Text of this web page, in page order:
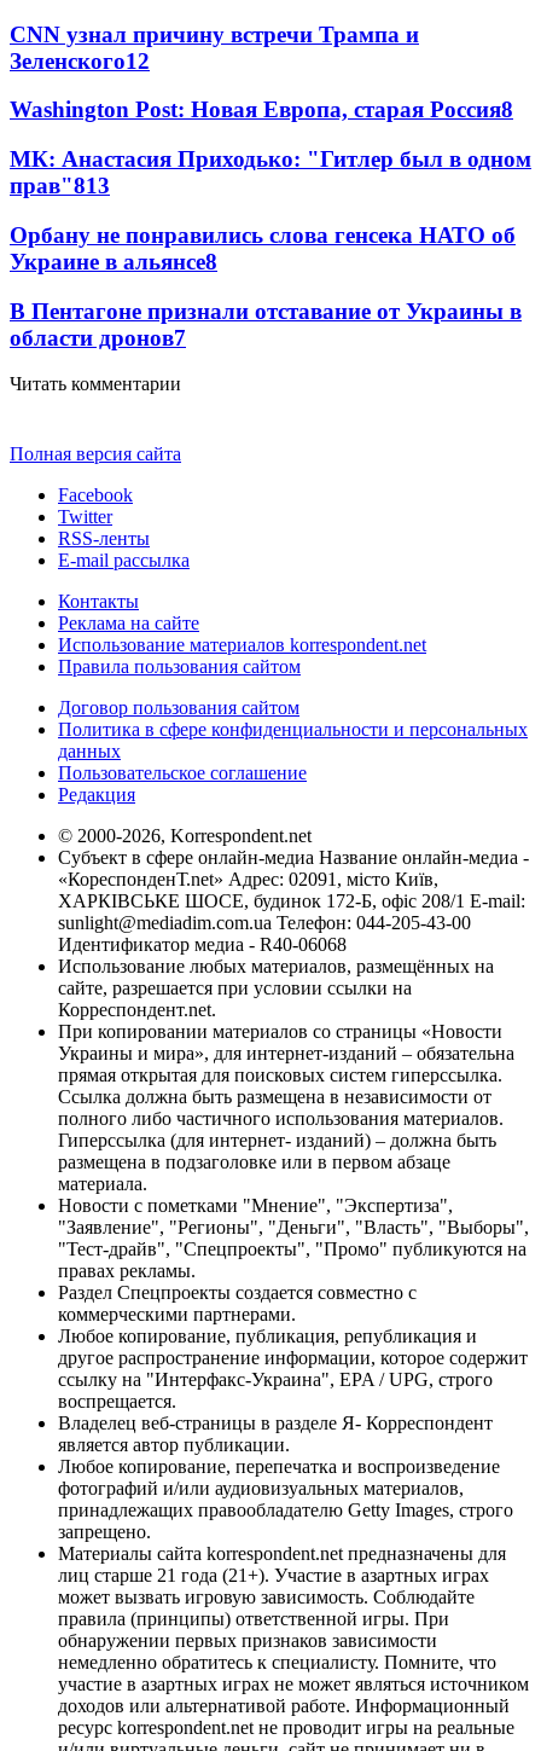
CNN узнал причину встречи Трампа и
Зеленского12
Washington Post: Новая Европа, старая Россия8
МК: Анастасия Приходько: "Гитлер был в одном
прав"813
Орбану не понравились слова генсека НАТО об
Украине в альянсе8
В Пентагоне признали отставание от Украины в
области дронов7
Читать комментарии
Полная версия сайта
Facebook
Twitter
RSS-ленты
E-mail рассылка
Контакты
Реклама на сайте
Использование материалов korrespondent.net
Правила пользования сайтом
Договор пользования сайтом
Политика в сфере конфиденциальности и персональных
данных
Пользовательское соглашение
Редакция
© 2000-2026, Korrespondent.net
Субъект в сфере онлайн-медиа Название онлайн-медиа -
«КореспонденТ.net» Адрес: 02091, місто Київ,
ХАРКІВСЬКЕ ШОСЕ, будинок 172-Б, офіс 208/1 E-mail:
sunlight@mediadim.com.ua Телефон: 044-205-43-00
Идентификатор медиа - R40-06068
Использование любых материалов, размещённых на
сайте, разрешается при условии ссылки на
Корреспондент.net.
При копировании материалов со страницы «Новости
Украины и мира», для интернет-изданий – обязательна
прямая открытая для поисковых систем гиперссылка.
Ссылка должна быть размещена в независимости от
полного либо частичного использования материалов.
Гиперссылка (для интернет- изданий) – должна быть
размещена в подзаголовке или в первом абзаце
материала.
Новости с пометками "Мнение", "Экспертиза",
"Заявление", "Регионы", "Деньги", "Власть", "Выборы",
"Тест-драйв", "Спецпроекты", "Промо" публикуются на
правах рекламы.
Раздел Спецпроекты создается совместно с
коммерческими партнерами.
Любое копирование, публикация, републикация и
другое распространение информации, которое содержит
ссылку на "Интерфакс-Украина", EPA / UPG, строго
воспрещается.
Владелец веб-страницы в разделе Я- Корреспондент
является автор публикации.
Любое копирование, перепечатка и воспроизведение
фотографий и/или аудиовизуальных материалов,
принадлежащих правообладателю Getty Images, строго
запрещено.
Материалы сайта korrespondent.net предназначены для
лиц старше 21 года (21+). Участие в азартных играх
может вызвать игровую зависимость. Соблюдайте
правила (принципы) ответственной игры. При
обнаружении первых признаков зависимости
немедленно обратитесь к специалисту. Помните, что
участие в азартных играх не может являться источником
доходов или альтернативой работе. Информационный
ресурс korrespondent.net не проводит игры на реальные